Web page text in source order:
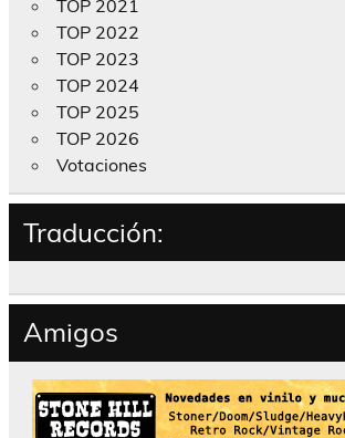
TOP 2021
TOP 2022
TOP 2023
TOP 2024
TOP 2025
TOP 2026
Votaciones
Traducción:
Amigos